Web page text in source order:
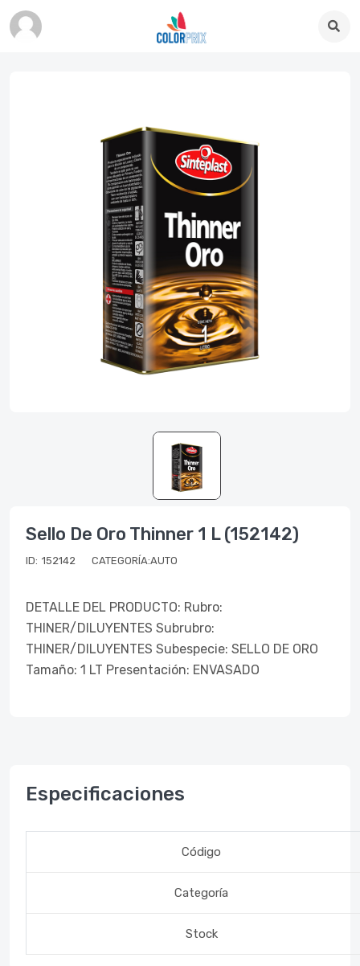
Sello De Oro Thinner 1 L (152142)
ID: 152142 CATEGORÍA:AUTO
DETALLE DEL PRODUCTO: Rubro:
THINER/DILUYENTES Subrubro:
THINER/DILUYENTES Subespecie: SELLO DE ORO
Tamaño: 1 LT Presentación: ENVASADO
Especificaciones
Código
Categoría
Stock